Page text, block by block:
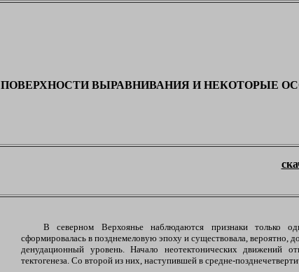
ПОВЕРХНОСТИ ВЫРАВНИВАНИЯ И НЕКОТОРЫЕ
В северном Верхоянье наблюдаются признаки только
сформировалась в позднемеловую эпоху и существовала,
денудационный уровень. Начало неотектонических движений
тектогенеза. Со второй из них, наступившей в средне-